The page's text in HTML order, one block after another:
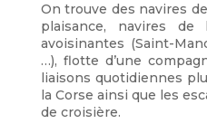
On trouve des navires
plaisance, navires
avoisinantes (Saint-
…), flotte d’une
liaisons quotidiennes
la Corse ainsi que les
de croisière.